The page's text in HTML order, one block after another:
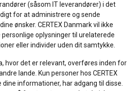
(såsom IT leverandører) i det
for at administrere og sende
ønsker. CERTEX Danmark vil ikke
oplysninger til urelaterede
eller individer uden dit samtykke.
hvor det er relevant, overføres inden for
lande. Kun personer hos CERTEX
dine informationer, har adgang til disse.